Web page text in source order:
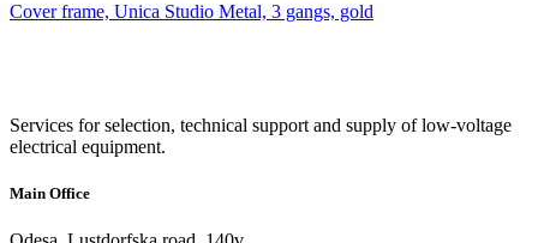
Cover frame, Unica Studio Metal, 3 gangs, gold
Services for selection, technical support and supply of low-voltage
electrical equipment.
Main Office